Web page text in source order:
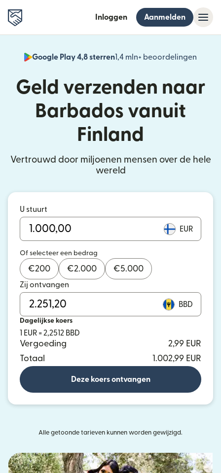
Inloggen Aanmelden
Google Play 4,8 sterren1,4 mln+ beoordelingen
Geld verzenden naar
Barbados vanuit
Finland
Vertrouwd door miljoenen mensen over de hele
wereld
U stuurt
EUR
Of selecteer een bedrag
€200 €2.000 €5.000
Zij ontvangen
BBD
Dagelijkse koers
1 EUR = 2,2512 BBD
Vergoeding
2,99 EUR
Totaal
1.002,99 EUR
Deze koers ontvangen
Alle getoonde tarieven kunnen worden gewijzigd.